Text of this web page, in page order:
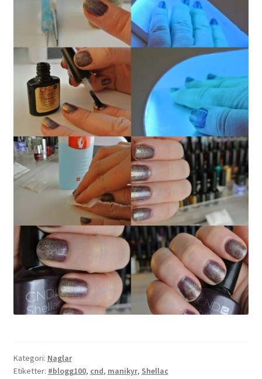
Kategori: Naglar
Etiketter: #blogg100, cnd, manikyr, Shellac